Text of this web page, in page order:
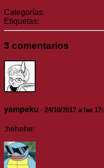
Categorías:
Etiquetas:
3 comentarios
yampeku · 24/10/2017 a las
:hehehe: